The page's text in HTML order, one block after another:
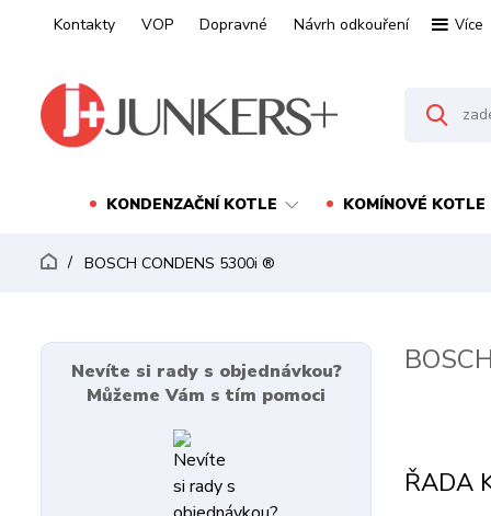
Kontakty VOP Dopravné Návrh odkouření Více
KONDENZAČNÍ KOTLE KOMÍNOVÉ KOTLE
BOSCH CONDENS 5300i ®
ŘADA
Nevíte si rady s objednávkou?
Můžeme Vám s tím pomoci